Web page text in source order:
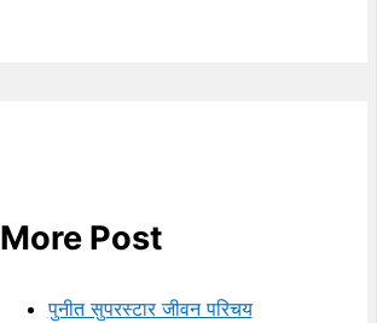
More Post
पुनीत सुपरस्टार जीवन परिचय